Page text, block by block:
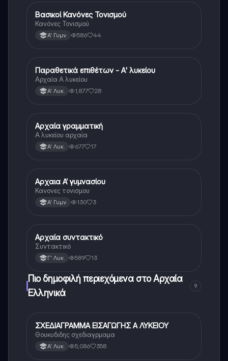
Αρχαία Ελληνικά
Βασικοί Κανόνες Τονισμού
Κανόνες Τονισμού
Α' Γυμν. 586 44
Αρχαία Ελληνικά
Παραθετικά επιθέτων - Α' λυκείου
Αρχαία Α λυκείου
Α' Λυκ. 1,877 28
Αρχαία Ελληνικά
Αρχαία γραμματική
Α λυκείου αρχαία
Α' Λυκ. 677 17
Αρχαία Ελληνικά
Αρχαια Α’ γυμνασίου
Κανονες τονισμου
Α' Γυμν. 130 3
Αρχαία Ελληνικά (Ανθρ.)
Αρχαία συντακτικό
Συντακτικό
Γ' Λυκ. 589 13
Πιο δημοφιλή περιεχόμενα στο Αρχαία
Ελληνικά
9
Αρχαία Ελληνικά
ΣΧΕΔΙΑΓΡΑΜΜΑ ΕΙΣΑΓΩΓΗΣ Α ΛΥΚΕΙΟΥ
Θουκυδιδης σχεδιαγρμαμα
Α' Λυκ. 5,086 358